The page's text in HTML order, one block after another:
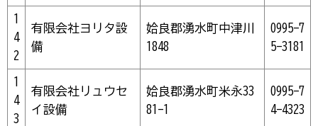
1
4
2
有限会社ヨリタ設
備
姶良郡湧水町中津川
1848
0995-7
5-3181
1
4
3
有限会社リュウセ
イ設備
姶良郡湧水町米永33
81-1
0995-7
4-4323